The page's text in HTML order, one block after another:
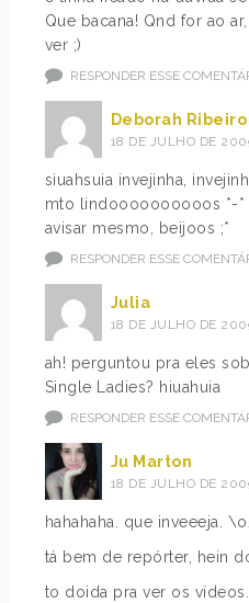
Que bacana! Qnd for ao
ver ;)
RESPONDER ESSE
Deborah Ribeiro
18 DE JULHO DE
siuahsuia invejinha,
mto lindoooooooooos *-*
avisar mesmo, beijoos ;*
RESPONDER ESSE
Julia
18 DE JULHO DE
ah! perguntou pra eles
Single Ladies? hiuahuia
RESPONDER ESSE
Ju Marton
18 DE JULHO DE
hahahaha. que inveeeja.
tá bem de repórter, hein
to doida pra ver os vídeos.